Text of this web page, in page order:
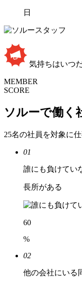
日
気持ちはいつ
MEMBER
SCORE
ソルーで働く
25名の社員を対象に
01
誰にも負けてい
長所がある
60
%
02
他の会社にいる